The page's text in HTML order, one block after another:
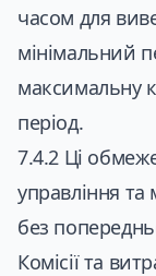
часом для
мінімальний
максимальну
період.
7.4.2 Ці
управління
без
Комісії та